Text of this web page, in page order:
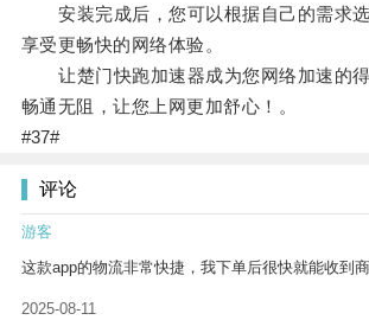
安装完成后，您可以根据自己的需求选
享受更畅快的网络体验。
让楚门快跑加速器成为您网络加速的得
畅通无阻，让您上网更加舒心！。
#37#
评论
游客
这款app的物流非常快捷，我下单后很快就能收到商
2025-08-11